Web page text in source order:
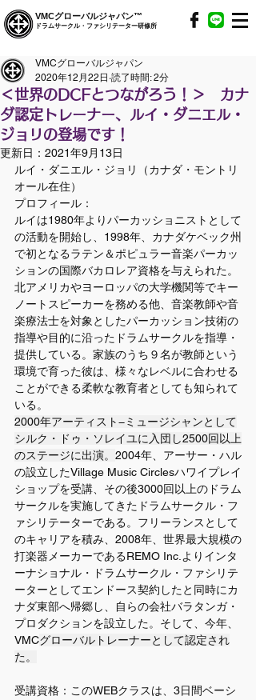
VMCグローバルジャパン™
ドラムサークル・ファシリテーター研修所
＜世界のDCFとつながろう！＞ カナ
ダ認定トレーナー、ルイ・ダニエル・
ジョリの登場です！
VMCグローバルジャパン
2020年12月22日 読了時間: 2分
更新日： 2021年9月13日
ルイ・ダニエル・ジョリ（カナダ・モントリ
オール在住）
プロフィール：
ルイは1980年よりパーカッショニストとして
の活動を開始し、1998年、カナダケベック州
で初となるラテン＆ポピュラー音楽パーカッ
ションの国際バカロレア資格を与えられた。
北アメリカやヨーロッパの大学機関等でキー
ノートスピーカーを務める他、音楽教師や音
楽療法士を対象としたパーカッション技術の
指導や目的に沿ったドラムサークルを指導・
提供している。家族のうち９名が教師という
環境で育った彼は、様々なレベルに合わせる
ことができる柔軟な教育者としても知られて
いる。
2000年アーティスト−ミュージシャンとして
シルク・ドゥ・ソレイユに入団し2500回以上
のステージに出演。 2004年、アーサー・ハル
の設立したVillage Music Circlesハワイプレイ
ショップを受講、その後3000回以上のドラム
サークルを実施してきたドラムサークル・フ
ァシリテーターである。フリーランスとして
のキャリアを積み、2008年、世界最大規模の
打楽器メーカーであるREMO Inc.よりインタ
ーナショナル・ドラムサークル・ファシリテ
ーターとしてエンドース契約したと同時にカ
ナダ東部へ帰郷し、自らの会社バラタンガ・
プロダクションを設立した。そして、今年、
VMCグローバルトレーナーとして認定され
た。
受講資格：このWEBクラスは、3日間ベーシ